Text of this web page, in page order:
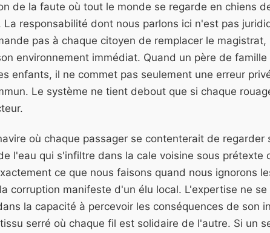
de la faute où tout le monde se regarde en chiens
La responsabilité dont nous parlons ici n'est pas
pas à chaque citoyen de remplacer le magistrat,
environnement immédiat. Quand un père de famille
enfants, il ne commet pas seulement une erreur
Le système ne tient debout que si chaque
où chaque passager se contenterait de regarder
l'eau qui s'infiltre dans la cale voisine sous prétexte
ce que nous faisons quand nous ignorons
corruption manifeste d'un élu local. L'expertise ne se
la capacité à percevoir les conséquences de son
serré où chaque fil est solidaire de l'autre. Si un